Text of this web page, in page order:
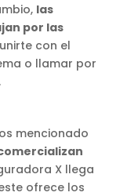
las
por las
con el
o llamar por
mencionado
X llega
ofrece los